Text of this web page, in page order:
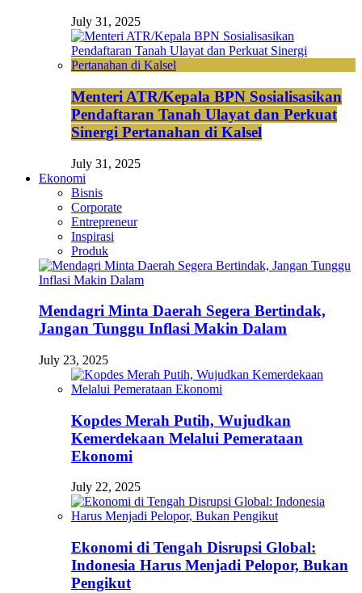
July 31, 2025
Menteri ATR/Kepala BPN Sosialisasikan
Pendaftaran Tanah Ulayat dan Perkuat
Sinergi Pertanahan di Kalsel
July 31, 2025
Ekonomi
Bisnis
Corporate
Entrepreneur
Inspirasi
Produk
Mendagri Minta Daerah Segera Bertindak,
Jangan Tunggu Inflasi Makin Dalam
July 23, 2025
Kopdes Merah Putih, Wujudkan
Kemerdekaan Melalui Pemerataan
Ekonomi
July 22, 2025
Ekonomi di Tengah Disrupsi Global:
Indonesia Harus Menjadi Pelopor, Bukan
Pengikut